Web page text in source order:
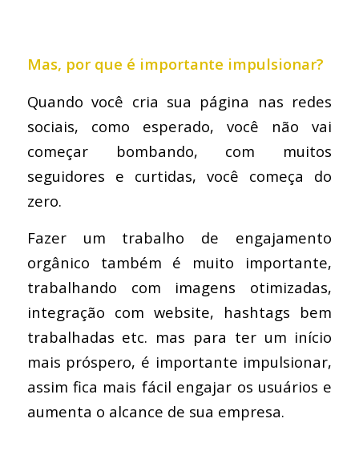
Mas, por que é importante impulsionar?
Quando você cria sua página nas redes
sociais, como esperado, você não vai
começar bombando, com muitos
seguidores e curtidas, você começa do
zero.
Fazer um trabalho de engajamento
orgânico também é muito importante,
trabalhando com imagens otimizadas,
integração com website, hashtags bem
trabalhadas etc. mas para ter um início
mais próspero, é importante impulsionar,
assim fica mais fácil engajar os usuários e
aumenta o alcance de sua empresa.